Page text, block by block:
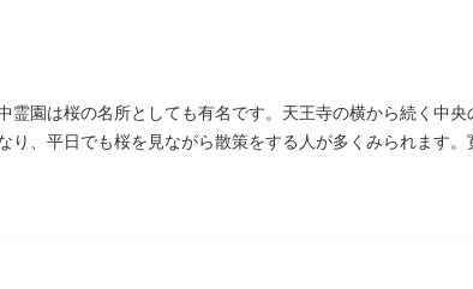
霊園は桜の名所としても有名です。天王寺の横から続く中
り、平日でも桜を見ながら散策をする人が多くみられます。